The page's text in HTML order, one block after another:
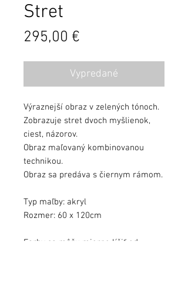
Stret
295,00 €
Vypredané
Výraznejší obraz v zelených tónoch.
Zobrazuje stret dvoch myšlienok,
ciest, názorov.
Obraz maľovaný kombinovanou
technikou.
Obraz sa predáva s čiernym rámom.
Typ maľby: akryl
Rozmer: 60 x 120cm
Farby sa môžu mierne líšiť od